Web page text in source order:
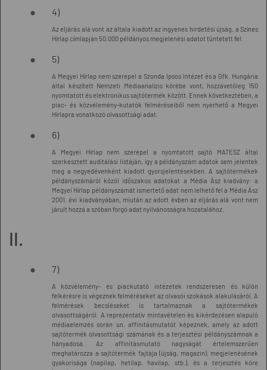
4)
Az eljárás alá vont az általa kiadott az ingyenes hirdetési újság, a Színes
Hírlap címlapján 50.000 példányos megjelenési adatot tüntetett fel.
5)
A Megyei Hírlap nem szerepel a Szonda Ipsos Intézet és a Gfk. Hungária
által készített Nemzeti Médiaanalízis körébe vont, hozzávetőleg 150
nyomtatott és elektronikus sajtótermék között. Ennek következtében, a
piac- és közvélemény-kutatók felméréseiből nem nyerhető a Megyei
Hírlapra vonatkozó olvasottsági adat.
6)
A Megyei Hírlap nem szerepel a nyomtatott sajtó MATESZ által
szerkesztett auditálási listáján, így a példányszám adatok sem jelentek
meg a negyedévenként kiadott gyorsjelentésekben. A sajtótermékek
példányszámáról közöl időszakos adatokat a Média Ász kiadvány: a
Megyei Hírlap példányszámát ismertető adat nem lelhető fel a Média Ász
2001. évi kiadványában, miután az adott évben az eljárás alá vont nem
járult hozzá a szóban forgó adat nyilvánosságra hozatalához.
II.
7)
A közvélemény- és piackutató intézetek rendszeresen és külön
felkérésre is végeznek felméréseket az olvasói szokások alakulásáról. A
felmérések becsléseket is tartalmaznak a sajtótermékek
olvasottságáról. A reprezentatív mintavételen és kikérdezésen alapuló
médiaelemzés során un. affinitásmutatót képeznek, amely az adott
sajtótermék olvasottsági számának és a terjesztési példányszámnak a
hányadosa. Az affinitásmutató nagyságát értelemszerűen
meghatározza a sajtótermék fajtája (újság, magazin), megjelenésének
gyakorisága (napilap, hetilap, havilap, stb.), és a terjesztés köre